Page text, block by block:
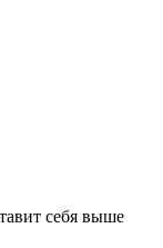
себя выше